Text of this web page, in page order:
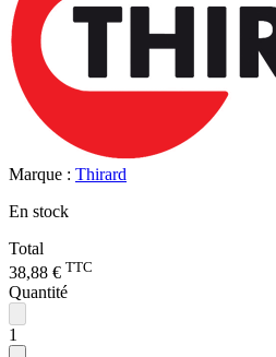
Marque : Thirard
En stock
Total
38,88 € TTC
Quantité
1